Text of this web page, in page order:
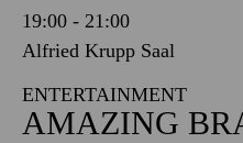
19:00 - 21:00
Alfried Krupp Saal
ENTERTAINMENT
AMAZING